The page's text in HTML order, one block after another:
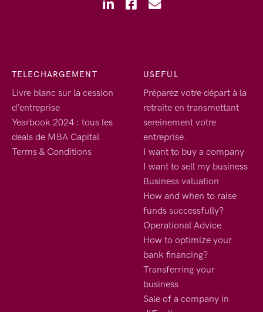
TELECHARGEMENT
Livre blanc sur la cession
d’entreprise
Yearbook 2024 : tous les
deals de MBA Capital
Terms & Conditions
USEFUL
Préparez votre départ à la
retraite en transmettant
sereinement votre
entreprise.
I want to buy a company
I want to sell my business
Business valuation
How and when to raise
funds successfully?
Operational Advice
How to optimize your
bank financing?
Transferring your
business
Sale of a company in